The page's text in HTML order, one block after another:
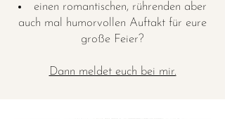
einen romantischen, rührenden aber
auch mal humorvollen Auftakt für eure
große Feier?
Dann meldet euch bei mir.